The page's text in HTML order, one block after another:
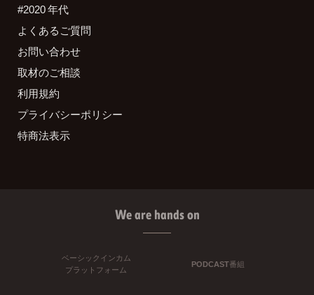
#2020 年代
よくあるご質問
お問い合わせ
取材のご相談
利用規約
プライバシーポリシー
特商法表示
We are hands on
ベーシックインカム
プラットフォーム
PODCAST番組